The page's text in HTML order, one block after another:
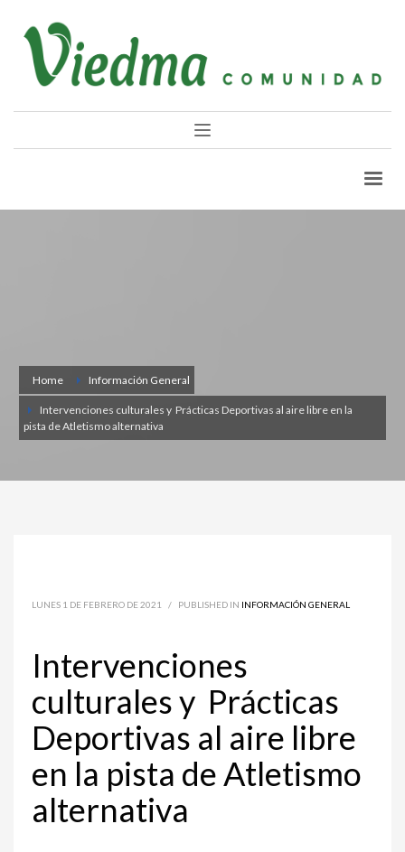
Home Información General
Intervenciones culturales y Prácticas Deportivas al aire libre en la
pista de Atletismo alternativa
LUNES 1 DE FEBRERO DE 2021 / PUBLISHED IN INFORMACIÓN GENERAL
Intervenciones
culturales y Prácticas
Deportivas al aire libre
en la pista de Atletismo
alternativa